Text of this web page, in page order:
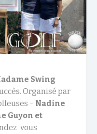
Swing
Organisé par
– Nadine
Guyon et
vous